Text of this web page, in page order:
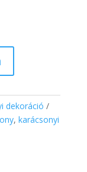
dekoráció
, karácsonyi